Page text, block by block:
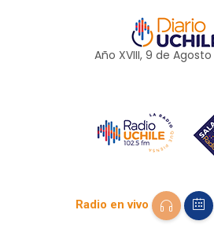
Año XVIII, 9 de Agosto
Radio en vivo